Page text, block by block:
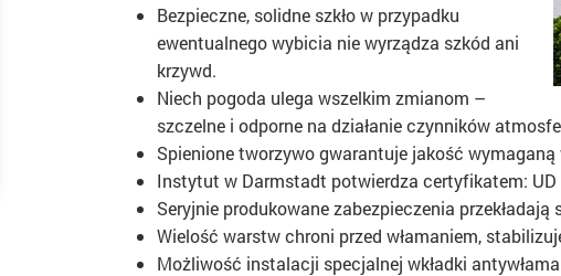
Bezpieczne, solidne szkło w przypadku
ewentualnego wybicia nie wyrządza szkód ani
krzywd.
Niech pogoda ulega wszelkim zmianom –
szczelne i odporne na działanie czynników
Spienione tworzywo gwarantuje jakość
Instytut w Darmstadt potwierdza certyfikatem: UD
Seryjnie produkowane zabezpieczenia
Wielość warstw chroni przed włamaniem,
Możliwość instalacji specjalnej wkładki